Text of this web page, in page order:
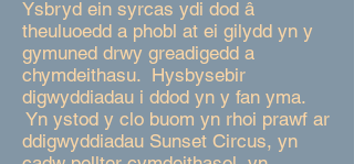
Ysbryd ein syrcas ydi dod â
theuluoedd a phobl at ei gilydd yn y
gymuned drwy greadigedd a
chymdeithasu. Hysbysebir
digwyddiadau i ddod yn y fan yma.
Yn ystod y clo buom yn rhoi prawf ar
ddigwyddiadau Sunset Circus, yn